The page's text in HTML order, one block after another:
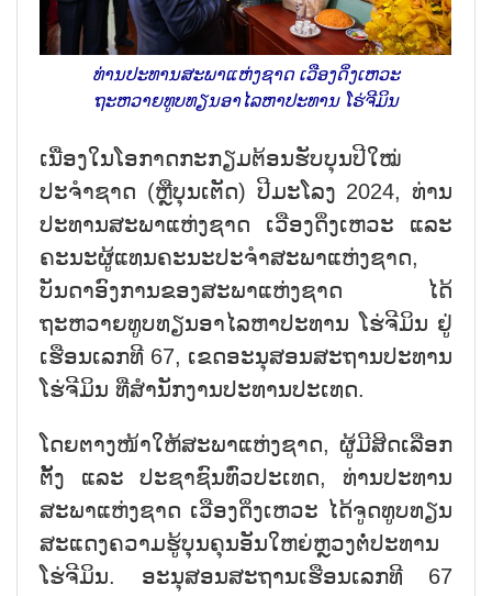
ທ່ານປະທານສະພາແຫ່ງຊາດ ເວືອງດິ່ງເຫວະ
ຖະຫວາຍທູບທຽນອາໄລຫາປະທານ ໂຮ່ຈີມິນ
ເນື່ອງໃນໂອກາດກະກຽມຕ້ອນຮັບບຸນປີໃໝ່
ປະຈຳຊາດ (ຫຼືບຸນເຕັດ) ປີມະໂລງ 2024, ທ່ານ
ປະທານສະພາແຫ່ງຊາດ ເວືອງດິ່ງເຫວະ ແລະ
ຄະນະຜູ້ແທນຄະນະປະຈຳສະພາແຫ່ງຊາດ,
ບັນດາອົງການຂອງສະພາແຫ່ງຊາດ ໄດ້
ຖະຫວາຍທູບທຽນອາໄລຫາປະທານ ໂຮ່ຈີມິນ ຢູ່
ເຮືອນເລກທີ 67, ເຂດອະນຸສອນສະຖານປະທານ
ໂຮ່ຈີມິນ ທີ່ສຳນັກງານປະທານປະເທດ.
ໂດຍຕາງໜ້າໃຫ້ສະພາແຫ່ງຊາດ, ຜູ້ມີສິດເລືອກ
ຕັ້ງ ແລະ ປະຊາຊົນທົ່ວປະເທດ, ທ່ານປະທານ
ສະພາແຫ່ງຊາດ ເວືອງດິ່ງເຫວະ ໄດ້ຈູດທູບທຽນ
ສະແດງຄວາມຮູ້ບຸນຄຸນອັນໃຫຍ່ຫຼວງຕໍ່ປະທານ
ໂຮ່ຈີມິນ. ອະນຸສອນສະຖານເຮືອນເລກທີ 67